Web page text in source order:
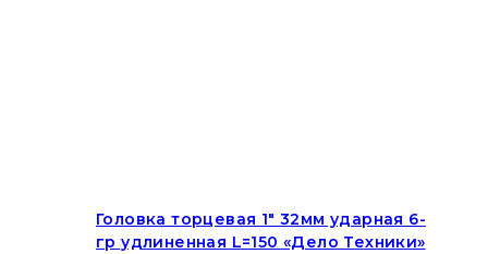
Головка торцевая 1″ 32мм ударная 6-
гр удлиненная L=150 «Дело Техники»